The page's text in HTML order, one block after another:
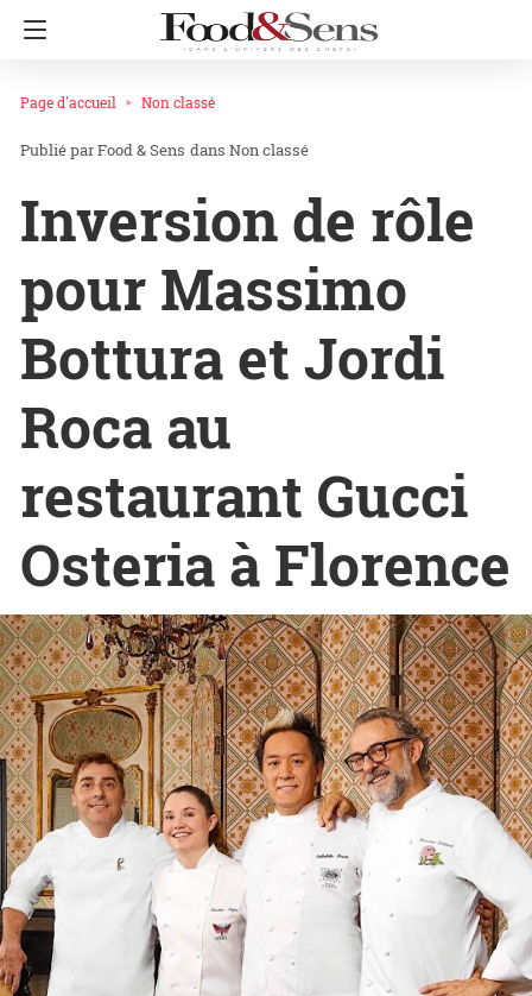
Page d'accueil Non classé
Food & Sens dans Non classé
Inversion de rôle
pour Massimo
Bottura et Jordi
Roca au
restaurant Gucci
Osteria à Florence